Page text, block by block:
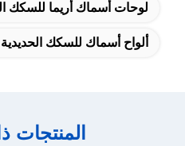
لوحات أسماك أريما للسكك
ألواح أسماك للسكك الحديدية 22 كجم
المنتجات